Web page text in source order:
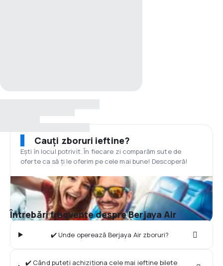
Cauți zboruri ieftine?
Ești în locul potrivit. În fiecare zi comparăm sute de
oferte ca să ți le oferim pe cele mai bune! Descoperă!
Întrebări frecvente despre Berjaya Air
✔️ Unde operează Berjaya Air zboruri?
✔️ Când puteți achiziționa cele mai ieftine bilete